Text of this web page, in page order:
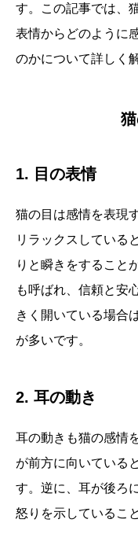
す。この記事では、
表情からどのように
のかについて詳しく
1. 目の表情
猫の目は感情を表現
リラックスしている
りと瞬きをすること
も呼ばれ、信頼と安
きく開いている場合
が多いです。
2. 耳の動き
耳の動きも猫の感情
が前方に向いている
す。逆に、耳が後ろ
怒りを示しているこ